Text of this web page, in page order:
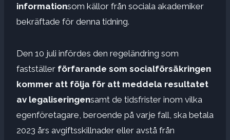
informationsom källor från sociala akademiker
bekräftade för denna tidning.
Den 10 juli infördes den regeländring som
fastställer förfarande som socialförsäkringen
kommer att följa för att meddela resultatet
av legaliseringensamt de tidsfrister inom vilka
egenföretagare, beroende på varje fall, ska betala
2023 års avgiftsskillnader eller avstå från